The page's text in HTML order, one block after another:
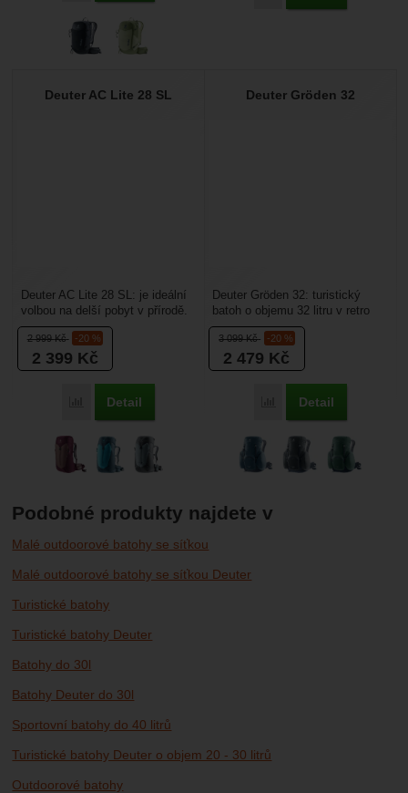
Deuter AC Lite 28 SL
2 999Kč -20 %
2 399 Kč
Porovnat
Detail
Deuter AC Lite 28 SL: je ideální
volbou na delší pobyt v přírodě.
Bez problému do něj zabalíte
všechny...
Deuter Gröden 32
3 099Kč -20 %
2 479 Kč
Porovnat
Detail
Deuter Gröden 32: turistický
batoh o objemu 32 litru v retro
stylu ale s moderními prvky.
Hodí se na...
Podobné produkty najdete v
Malé outdoorové batohy se síťkou
Malé outdoorové batohy se síťkou Deuter
Turistické batohy
Turistické batohy Deuter
Batohy do 30l
Batohy Deuter do 30l
Sportovní batohy do 40 litrů
Turistické batohy Deuter o objem 20 - 30 litrů
Outdoorové batohy